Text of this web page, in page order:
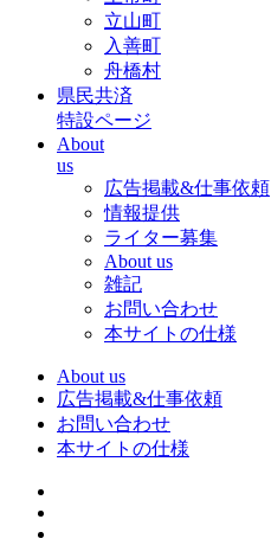
立山町
入善町
舟橋村
県民共済
特設ページ
About
us
広告掲載&仕事依頼
情報提供
ライター募集
About us
雑記
お問い合わせ
本サイトの仕様
About us
広告掲載&仕事依頼
お問い合わせ
本サイトの仕様